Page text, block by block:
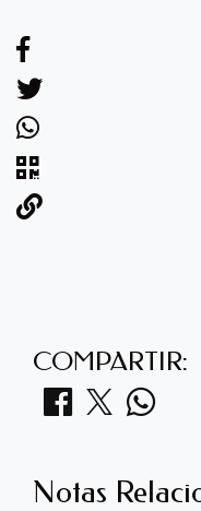
COMPARTIR:
Notas